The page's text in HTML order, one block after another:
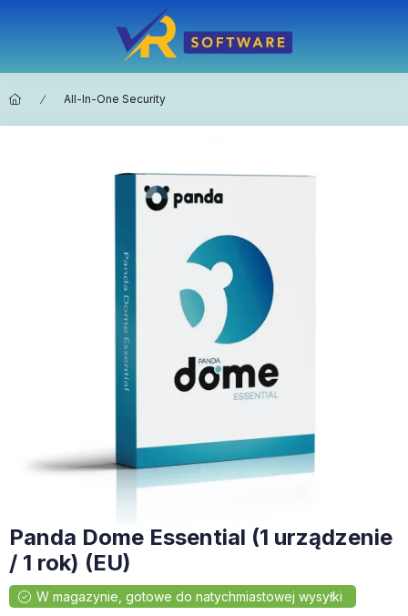
All-In-One Security
Panda Dome Essential (1 urządzenie
/ 1 rok) (EU)